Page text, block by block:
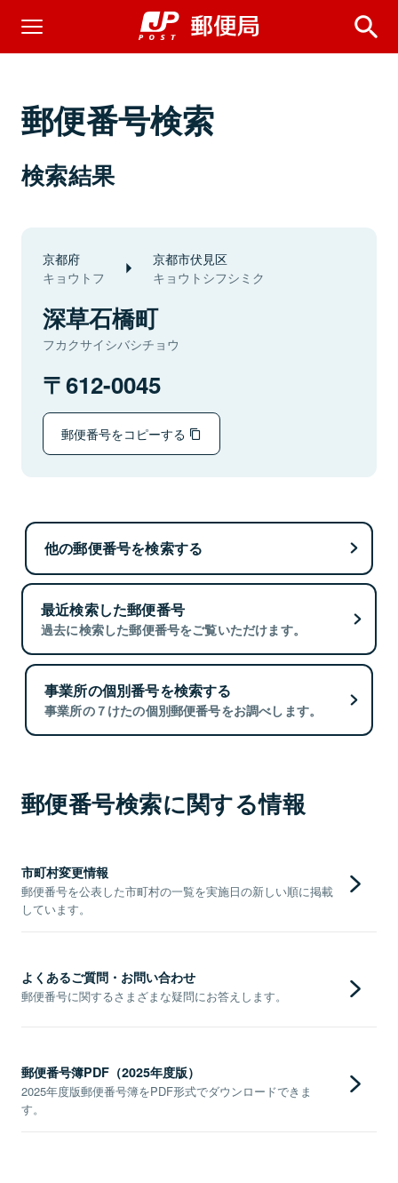
郵便番号検索
検索結果
京都府
キョウトフ
京都市伏見区
キョウトシフシミク
深草石橋町
フカクサイシバシチョウ
612-0045
郵便番号をコピーする
他の郵便番号を検索する
最近検索した郵便番号
過去に検索した郵便番号をご覧いただけます。
事業所の個別番号を検索する
事業所の７けたの個別郵便番号をお調べします。
郵便番号検索に関する情報
市町村変更情報
郵便番号を公表した市町村の一覧を実施日の新しい順に掲載
しています。
よくあるご質問・お問い合わせ
郵便番号に関するさまざまな疑問にお答えします。
郵便番号簿PDF（2025年度版）
2025年度版郵便番号簿をPDF形式でダウンロードできま
す。